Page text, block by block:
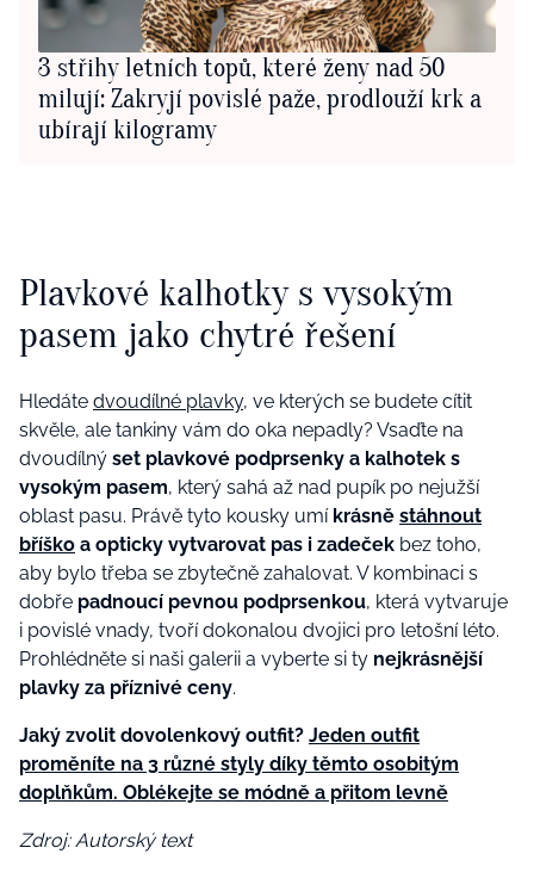
3 střihy letních topů, které ženy nad 50
milují: Zakryjí povislé paže, prodlouží krk a
ubírají kilogramy
Plavkové kalhotky s vysokým
pasem jako chytré řešení
Hledáte dvoudílné plavky, ve kterých se budete cítit
skvěle, ale tankiny vám do oka nepadly? Vsaďte na
dvoudílný set plavkové podprsenky a kalhotek s
vysokým pasem, který sahá až nad pupík po nejužší
oblast pasu. Právě tyto kousky umí krásně stáhnout
bříško a opticky vytvarovat pas i zadeček bez toho,
aby bylo třeba se zbytečně zahalovat. V kombinaci s
dobře padnoucí pevnou podprsenkou, která vytvaruje
i povislé vnady, tvoří dokonalou dvojici pro letošní léto.
Prohlédněte si naši galerii a vyberte si ty nejkrásnější
plavky za příznivé ceny.
Jaký zvolit dovolenkový outfit? Jeden outfit
proměníte na 3 různé styly díky těmto osobitým
doplňkům. Oblékejte se módně a přitom levně
Zdroj: Autorský text